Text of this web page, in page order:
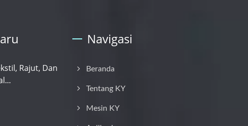
Rajut, Dan
Navigasi
Beranda
Tentang KY
Mesin KY